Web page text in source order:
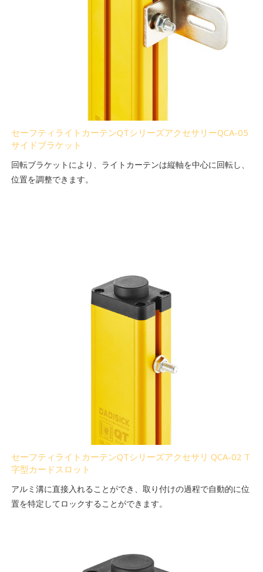
セーフティライトカーテンQTシリーズアクセサリーQCA-05
サイドブラケット
回転ブラケットにより、ライトカーテンは縦軸を中心に回転し、
位置を調整できます。
セーフティライトカーテンQTシリーズアクセサリ QCA-02 T
字型カードスロット
アルミ溝に直接入れることができ、取り付けの過程で自動的に位
置を特定してロックすることができます。